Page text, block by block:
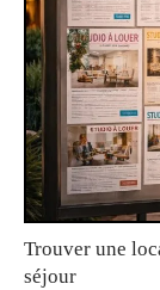
Trouver une
séjour